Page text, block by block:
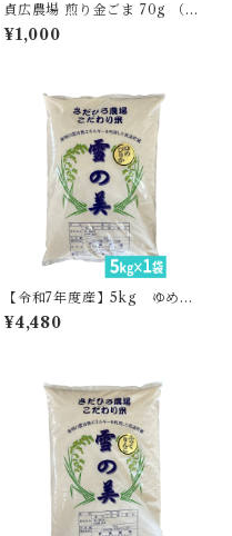
貞広農場 煎り金ごま 70g （詰
め替え用)
¥1,000
【令和7年度産】5kg ゆめぴ
りか・貞広農場
¥4,480